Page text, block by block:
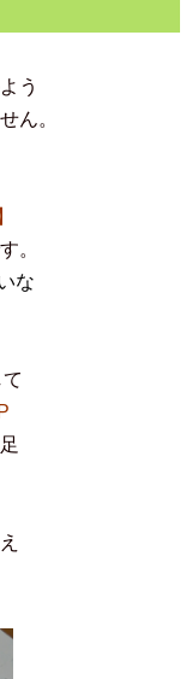
う
ん。
。
な